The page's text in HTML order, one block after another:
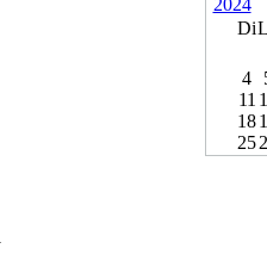
Di
4
11
18
25